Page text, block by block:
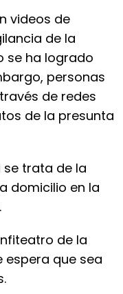
videos de
de la
se ha logrado
personas
de redes
de la presunta
se trata de la
domicilio en la
.
de la
espera que sea